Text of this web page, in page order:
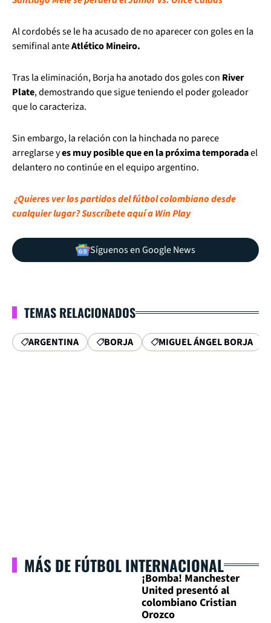
Al cordobés se le ha acusado de no aparecer con goles en la
semifinal anteAtlético Mineiro.
Tras la eliminación, Borja ha anotado dos goles con River
Plate, demostrando que sigue teniendo el poder goleador
que lo caracteriza.
Sin embargo, la relación con la hinchada no parece
arreglarse yes muy posible que en la próxima temporadael
delantero no continúe en el equipo argentino.
¿Quieres ver los partidos del fútbol colombiano desde
cualquier lugar? Suscríbete aquí a Win Play
Síguenos en Google News
TEMAS RELACIONADOS
ARGENTINA BORJA MIGUEL ÁNGEL BORJA
MÁS DE FÚTBOL INTERNACIONAL
¡Bomba! Manchester
United presentó al
colombiano Cristian
Orozco